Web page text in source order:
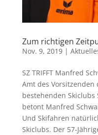
Zum richtigen
Nov. 9, 2019|
SZ TRIFFT Manfred
Amt des Vorsitzenden
bestehenden
betont Manfred
Und Skifahren
Skiclubs. Der 57-